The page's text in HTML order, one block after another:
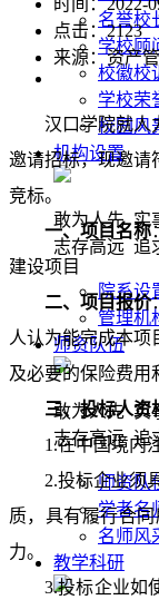
名誉校
学校顾
校徽校训
学校荣
校园风
机构设置
敢为人先 实
志存高远 追
院系设
管理机
师资队伍
敢为人先 实
志存高远 追
师资队
学者名
名师风
教学科研
点击：2123
来源：资产
汉口学院就人
邀请招标，现邀请
竞标。
一、项目名称
建设项目
二、项目报价
人认为能完成本项
及必要的保险费用
三、投标人资
1.在中国境内
2.投标企业须
质，具有履行合
力。
3.投标企业如